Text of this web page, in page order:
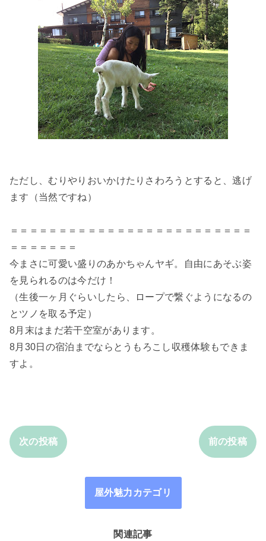
ただし、むりやりおいかけたりさわろうとすると、逃げ
ます（当然ですね）
＝＝＝＝＝＝＝＝＝＝＝＝＝＝＝＝＝＝＝＝＝＝＝＝＝
＝＝＝＝＝＝＝
今まさに可愛い盛りのあかちゃんヤギ。自由にあそぶ姿
を見られるのは今だけ！
（生後一ヶ月ぐらいしたら、ロープで繋ぐようになるの
とツノを取る予定）
8月末はまだ若干空室があります。
8月30日の宿泊までならとうもろこし収穫体験もできま
すよ。
次の投稿 前の投稿
屋外魅力カテゴリ
関連記事